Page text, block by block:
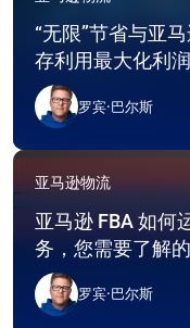
“无限”节省与亚
存利用最大化利润
罗宾·巴尔斯
亚马逊物流
亚马逊 FBA 如何
务，您需要了解
罗宾·巴尔斯